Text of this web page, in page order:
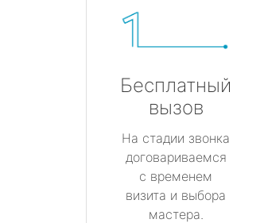
Бесплатный
вызов
На стадии звонка
договариваемся
с временем
визита и выбора
мастера.